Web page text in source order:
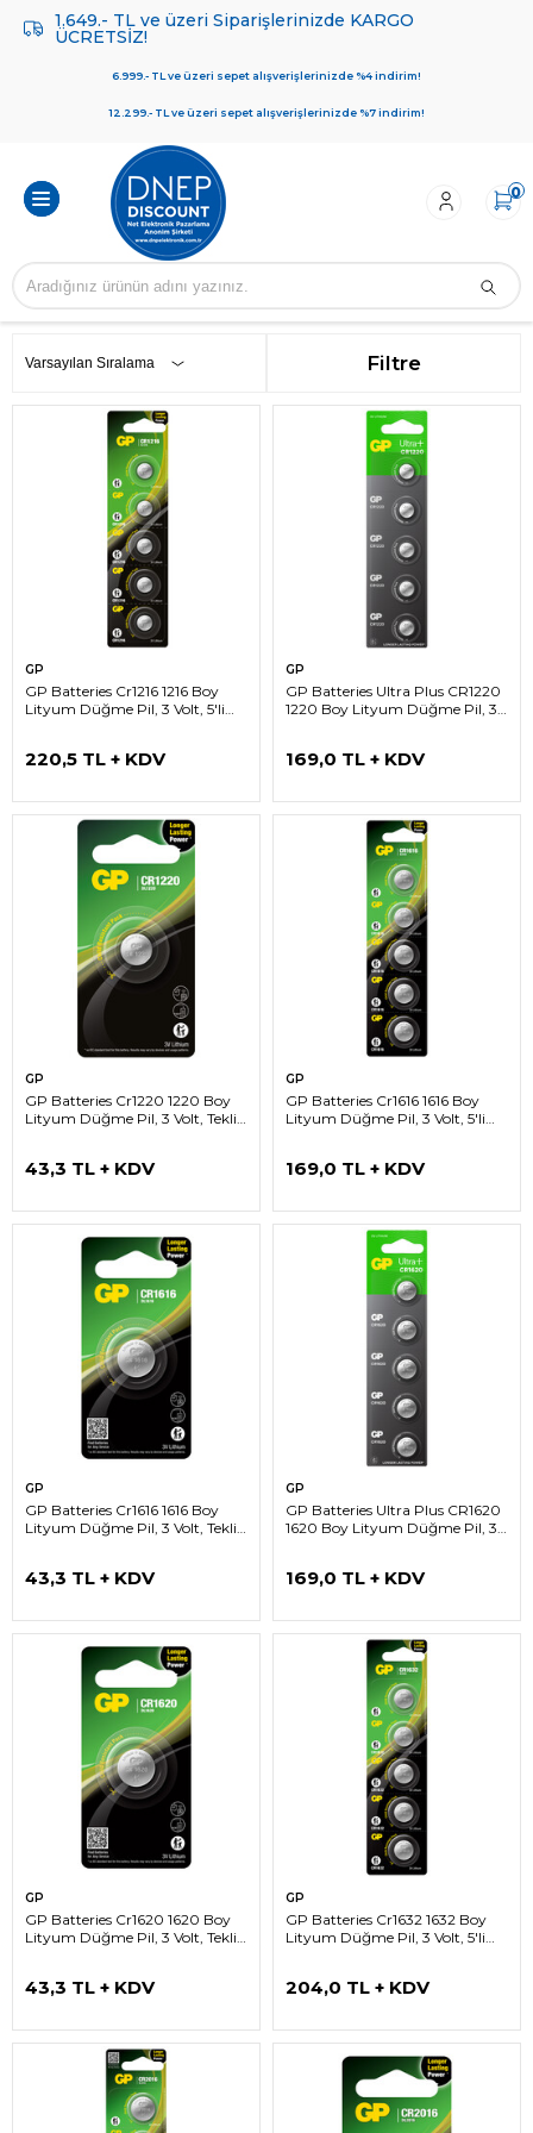
1.649.- TL ve üzeri Siparişlerinizde KARGO
ÜCRETSİZ!
6.999.- TL ve üzeri sepet alışverişlerinizde %4 indirim!
12.299.- TL ve üzeri sepet alışverişlerinizde %7 indirim!
0
Filtre
GP
GP Batteries Cr1216 1216 Boy
Lityum Düğme Pil, 3 Volt, 5'li
220,5 TL + KDV
GP
GP Batteries Ultra Plus CR1220
1220 Boy Lityum Düğme Pil, 3
169,0 TL + KDV
GP
GP Batteries Cr1220 1220 Boy
Lityum Düğme Pil, 3 Volt, Tekli
43,3 TL + KDV
GP
GP Batteries Cr1616 1616 Boy
Lityum Düğme Pil, 3 Volt, 5'li
169,0 TL + KDV
GP
GP Batteries Cr1616 1616 Boy
Lityum Düğme Pil, 3 Volt, Tekli
43,3 TL + KDV
GP
GP Batteries Ultra Plus CR1620
1620 Boy Lityum Düğme Pil, 3
169,0 TL + KDV
GP
GP Batteries Cr1620 1620 Boy
Lityum Düğme Pil, 3 Volt, Tekli
43,3 TL + KDV
GP
GP Batteries Cr1632 1632 Boy
Lityum Düğme Pil, 3 Volt, 5'li
204,0 TL + KDV